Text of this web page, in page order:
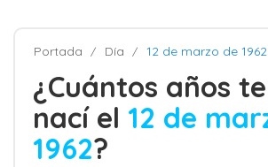
Portada Día 12 de marzo de 1962
¿Cuántos años
nací el 12 de
1962?